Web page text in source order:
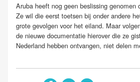
Aruba heeft nog geen beslissing genomen
Ze wil die eerst toetsen bij onder andere
grote gevolgen voor het eiland. Maar
de nieuwe documentatie hierover die ze
Nederland hebben ontvangen, niet delen